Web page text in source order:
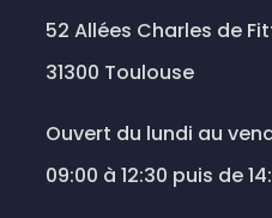
52 Allées Charles de
31300 Toulouse
Ouvert du lundi au
09:00 à 12:30 puis de